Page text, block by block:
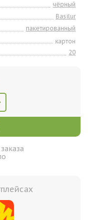
чёрный
Basilur
пакетированный
картон
20